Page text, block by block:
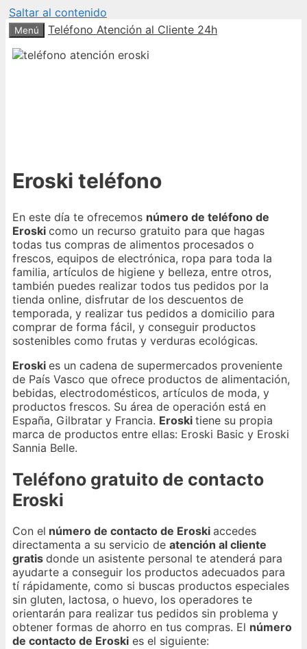
Saltar al contenido
Menú Teléfono Atención al Cliente 24h
Eroski teléfono
En este día te ofrecemos número de teléfono de
Eroski como un recurso gratuito para que hagas
todas tus compras de alimentos procesados o
frescos, equipos de electrónica, ropa para toda la
familia, artículos de higiene y belleza, entre otros,
también puedes realizar todos tus pedidos por la
tienda online, disfrutar de los descuentos de
temporada, y realizar tus pedidos a domicilio para
comprar de forma fácil, y conseguir productos
sostenibles como frutas y verduras ecológicas.
Eroski es un cadena de supermercados proveniente
de País Vasco que ofrece productos de alimentación,
bebidas, electrodomésticos, artículos de moda, y
productos frescos. Su área de operación está en
España, Gilbratar y Francia. Eroski tiene su propia
marca de productos entre ellas: Eroski Basic y Eroski
Sannia Belle.
Teléfono gratuito de contacto
Eroski
Con el número de contacto de Eroski accedes
directamenta a su servicio de atención al cliente
gratis donde un asistente personal te atenderá para
ayudarte a conseguir los productos adecuados para
tí rápidamente, como si buscas productos especiales
sin gluten, lactosa, o huevo, los operadores te
orientarán para realizar tus pedidos sin problema y
obtener formas de ahorro en tus compras. El número
de contacto de Eroski es el siguiente: